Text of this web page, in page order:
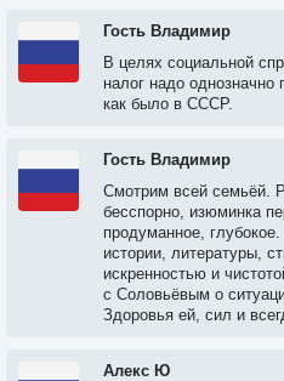
Гость Владимир
В целях социальной
налог надо
как было в СССР.
Гость Владимир
Смотрим всей семьёй.
бесспорно, изюминка
продуманное,
истории, литературы,
искренностью и
с Соловьёвым о
Здоровья ей, сил и
Алекс Ю